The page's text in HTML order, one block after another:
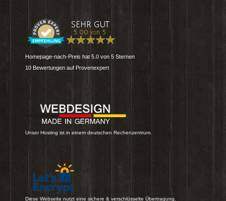
Homepage-nach-Preis hat 5.0 von 5 Sternen
10 Bewertungen auf Provenexpert
Unser Hosting ist in einem deutschen Rechenzentrum.
Diese Webseite nutzt eine sichere & verschlüsselte Übertragung.